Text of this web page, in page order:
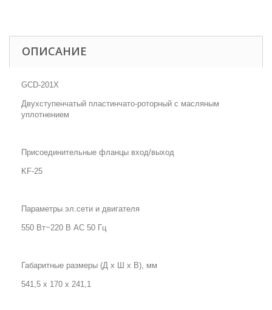
ОПИСАНИЕ
GCD-201X
Двухступенчатый пластинчато-роторный с масляным
уплотнением
Присоединительные фланцы вход/выход
KF-25
Параметры эл.сети и двигателя
550 Вт~220 В АС 50 Гц
Габаритные размеры (Д х Ш х В), мм
541,5 х 170 х 241,1